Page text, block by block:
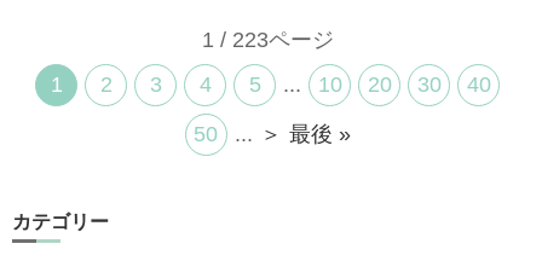
1 / 223ページ
1
2 3 4 5 ... 10 20 30 40
50 ... ＞ 最後 »
カテゴリー